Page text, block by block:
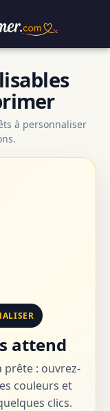
à personnaliser
attend
prête : ouvrez-
couleurs et
clics.